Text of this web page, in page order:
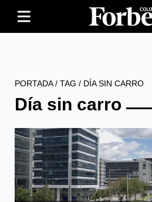
PORTADA/ TAG / DÍA SIN CARRO
Día sin carro